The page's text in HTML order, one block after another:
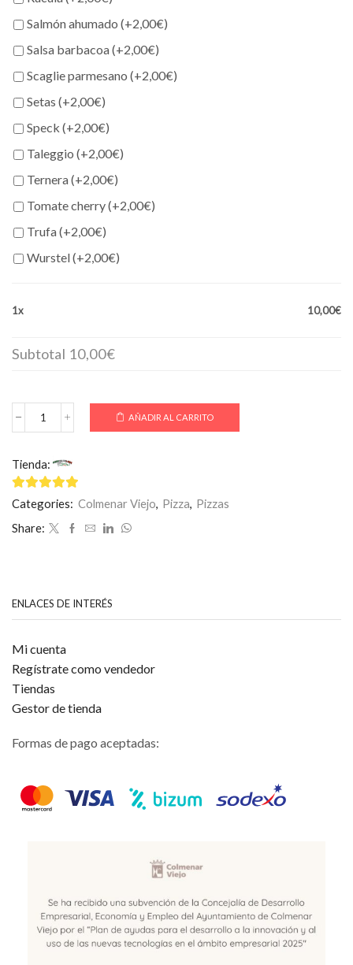
Salmón ahumado (+2,00€)
Salsa barbacoa (+2,00€)
Scaglie parmesano (+2,00€)
Setas (+2,00€)
Speck (+2,00€)
Taleggio (+2,00€)
Ternera (+2,00€)
Tomate cherry (+2,00€)
Trufa (+2,00€)
Wurstel (+2,00€)
1x 10,00€
Subtotal 10,00€
Pizza
AÑADIR AL CARRITO
Tienda:
4.75de 5
Categories: Colmenar Viejo, Pizza, Pizzas
Share:
ENLACES DE INTERÉS
Mi cuenta
Regístrate como vendedor
Tiendas
Gestor de tienda
Formas de pago aceptadas: